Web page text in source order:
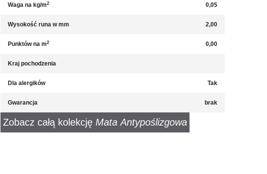
Waga na kg/m2 0,05
Wysokość runa w mm 2,00
Punktów na m2 0,00
Kraj pochodzenia
Dla alergików Tak
Gwarancja brak
Zobacz całą kolekcję Mata Antypoślizgowa